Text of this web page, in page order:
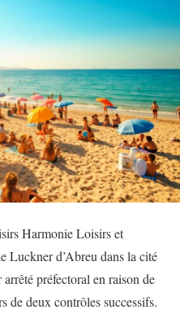
Harmonie Loisirs et
Luckner d’Abreu dans la cité
préfectoral en raison de
de deux contrôles successifs.